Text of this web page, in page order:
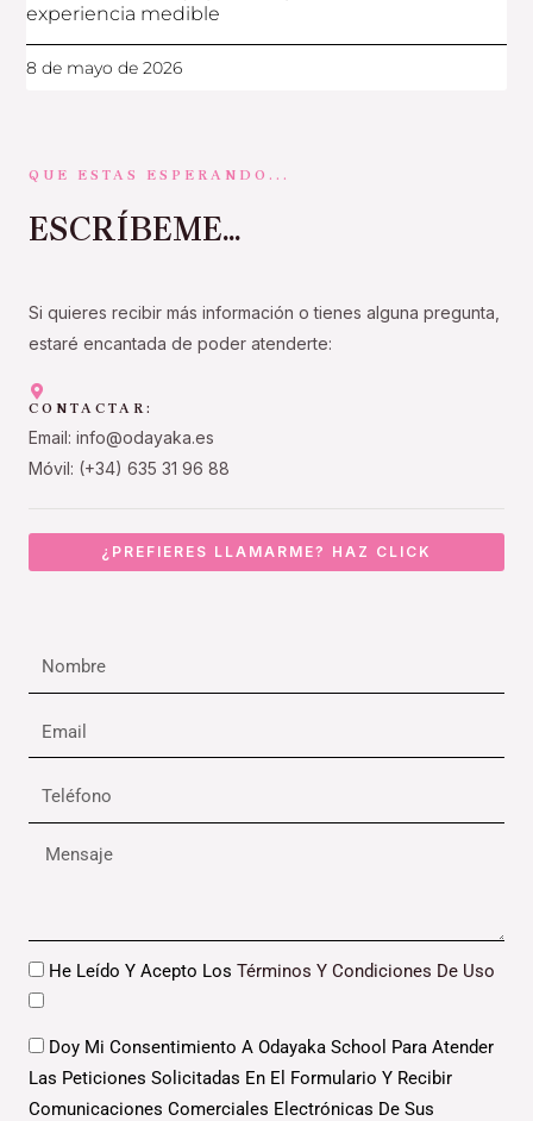
experiencia medible
8 de mayo de 2026
QUE ESTAS ESPERANDO...
ESCRÍBEME...
Si quieres recibir más información o tienes alguna pregunta,
estaré encantada de poder atenderte:
CONTACTAR:
Email: info@odayaka.es
Móvil: (+34) 635 31 96 88
¿PREFIERES LLAMARME? HAZ CLICK
Nombre
Email
Teléfono
Mensaje
DatosHe Leído Y Acepto Los Términos Y Condiciones De Uso
DatosDoy Mi Consentimiento A Odayaka School Para Atender
Las Peticiones Solicitadas En El Formulario Y Recibir
Comunicaciones Comerciales Electrónicas De Sus